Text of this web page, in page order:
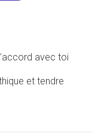
avec toi
et tendre